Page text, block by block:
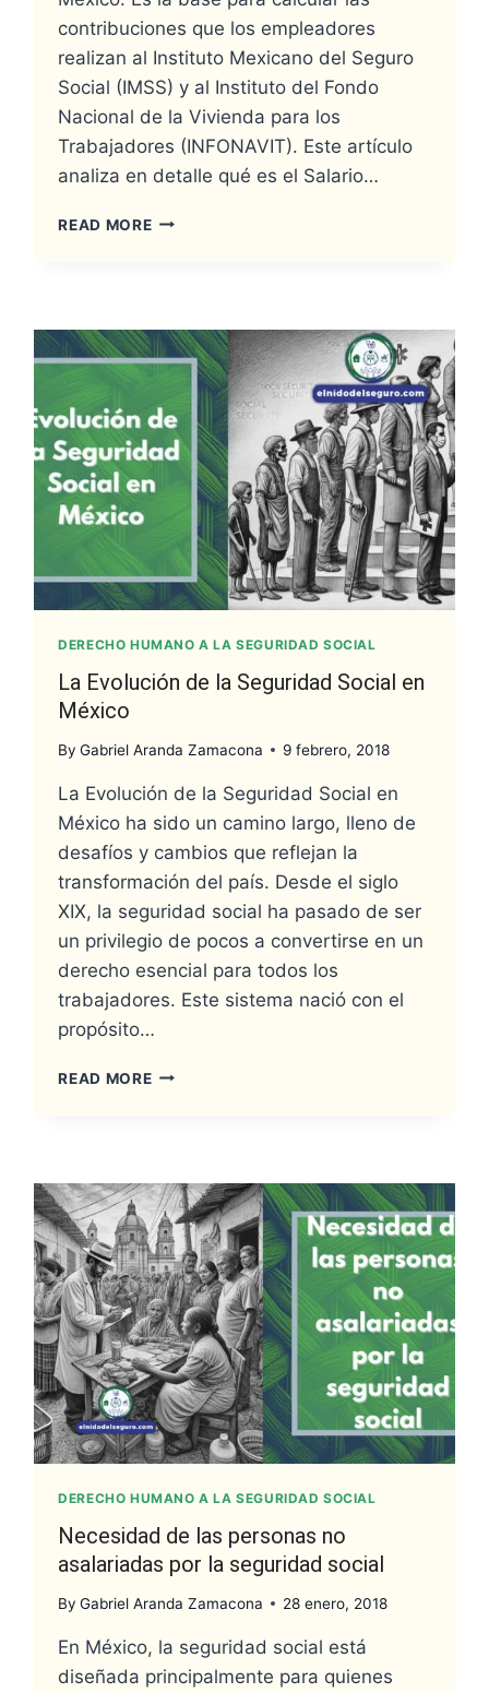
contribuciones que los empleadores
realizan al Instituto Mexicano del Seguro
Social (IMSS) y al Instituto del Fondo
Nacional de la Vivienda para los
Trabajadores (INFONAVIT). Este artículo
analiza en detalle qué es el Salario…
READ MORE
DERECHO HUMANO A LA SEGURIDAD SOCIAL
La Evolución de la Seguridad Social en
México
By Gabriel Aranda Zamacona 9 febrero, 2018
La Evolución de la Seguridad Social en
México ha sido un camino largo, lleno de
desafíos y cambios que reflejan la
transformación del país. Desde el siglo
XIX, la seguridad social ha pasado de ser
un privilegio de pocos a convertirse en un
derecho esencial para todos los
trabajadores. Este sistema nació con el
propósito…
READ MORE
DERECHO HUMANO A LA SEGURIDAD SOCIAL
Necesidad de las personas no
asalariadas por la seguridad social
By Gabriel Aranda Zamacona 28 enero, 2018
En México, la seguridad social está
diseñada principalmente para quienes